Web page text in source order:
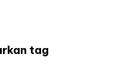
tag